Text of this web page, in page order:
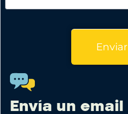
Enviar
Envía un email